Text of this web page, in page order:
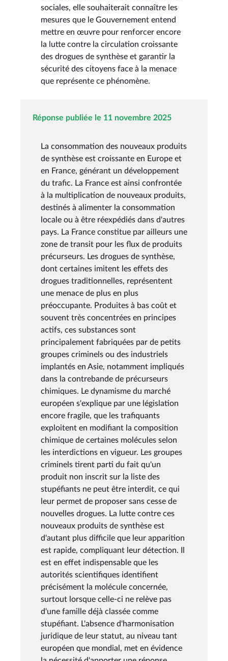
sociales, elle souhaiterait connaître les
mesures que le Gouvernement entend
mettre en œuvre pour renforcer encore
la lutte contre la circulation croissante
des drogues de synthèse et garantir la
sécurité des citoyens face à la menace
que représente ce phénomène.
Réponse publiée le 11 novembre 2025
La consommation des nouveaux produits
de synthèse est croissante en Europe et
en France, générant un développement
du trafic. La France est ainsi confrontée
à la multiplication de nouveaux produits,
destinés à alimenter la consommation
locale ou à être réexpédiés dans d'autres
pays. La France constitue par ailleurs une
zone de transit pour les flux de produits
précurseurs. Les drogues de synthèse,
dont certaines imitent les effets des
drogues traditionnelles, représentent
une menace de plus en plus
préoccupante. Produites à bas coût et
souvent très concentrées en principes
actifs, ces substances sont
principalement fabriquées par de petits
groupes criminels ou des industriels
implantés en Asie, notamment impliqués
dans la contrebande de précurseurs
chimiques. Le dynamisme du marché
européen s'explique par une législation
encore fragile, que les trafiquants
exploitent en modifiant la composition
chimique de certaines molécules selon
les interdictions en vigueur. Les groupes
criminels tirent parti du fait qu'un
produit non inscrit sur la liste des
stupéfiants ne peut être interdit, ce qui
leur permet de proposer sans cesse de
nouvelles drogues. La lutte contre ces
nouveaux produits de synthèse est
d'autant plus difficile que leur apparition
est rapide, compliquant leur détection. Il
est en effet indispensable que les
autorités scientifiques identifient
précisément la molécule concernée,
surtout lorsque celle-ci ne relève pas
d'une famille déjà classée comme
stupéfiant. L'absence d'harmonisation
juridique de leur statut, au niveau tant
européen que mondial, met en évidence